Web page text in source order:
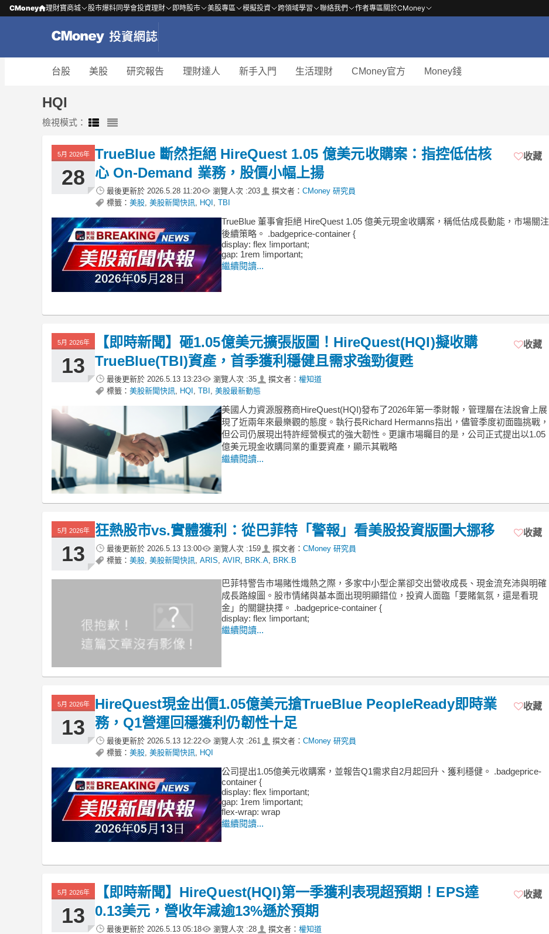
CMoney 理財寶商城 股市爆料同學會投資理財 即時股市 美股專區 模擬投資 跨領域學習 聯絡我們 作者專區關於CMoney
台股 美股 研究報告 理財達人 新手入門 生活理財 CMoney官方 Money錢
HQI
檢視模式：
5月 2026年
28
TrueBlue 斷然拒絕 HireQuest 1.05 億美元收購案：指控低估核
心 On‑Demand 業務，股價小幅上揚
最後更新於 2026.5.28 11:20 瀏覽人次 :203 撰文者： CMoney 研究員
標籤： 美股 美股新聞快訊 HQI TBI
收藏
TrueBlue 董事會拒絕 HireQuest 1.05 億美元現金收購案，稱低估成長動能，市場關注
後續策略。 .badgeprice-container {
display: flex !important;
gap: 1rem !important;
繼續閱讀...
5月 2026年
13
【即時新聞】砸1.05億美元擴張版圖！HireQuest(HQI)擬收購
TrueBlue(TBI)資產，首季獲利穩健且需求強勁復甦
最後更新於 2026.5.13 13:23 瀏覽人次 :35 撰文者： 權知道
標籤： 美股新聞快訊 HQI TBI 美股最新動態
收藏
美國人力資源服務商HireQuest(HQI)發布了2026年第一季財報，管理層在法說會上展
現了近兩年來最樂觀的態度。執行長Richard Hermanns指出，儘管季度初面臨挑戰，
但公司仍展現出特許經營模式的強大韌性。更讓市場矚目的是，公司正式提出以1.05
億美元現金收購同業的重要資產，顯示其戰略
繼續閱讀...
5月 2026年
13
狂熱股市vs.實體獲利：從巴菲特「警報」看美股投資版圖大挪移
最後更新於 2026.5.13 13:00 瀏覽人次 :159 撰文者： CMoney 研究員
標籤： 美股 美股新聞快訊 ARIS AVIR BRK.A BRK.B
收藏
巴菲特警告市場賭性熾熱之際，多家中小型企業卻交出營收成長、現金流充沛與明確
成長路線圖。股市情緒與基本面出現明顯錯位，投資人面臨「要賭氣氛，還是看現
金」的關鍵抉擇。 .badgeprice-container {
display: flex !important;
繼續閱讀...
5月 2026年
13
HireQuest現金出價1.05億美元搶TrueBlue PeopleReady即時業
務，Q1營運回穩獲利仍韌性十足
最後更新於 2026.5.13 12:22 瀏覽人次 :261 撰文者： CMoney 研究員
標籤： 美股 美股新聞快訊 HQI
收藏
公司提出1.05億美元收購案，並報告Q1需求自2月起回升、獲利穩健。 .badgeprice-
container {
display: flex !important;
gap: 1rem !important;
flex-wrap: wrap
繼續閱讀...
5月 2026年
13
【即時新聞】HireQuest(HQI)第一季獲利表現超預期！EPS達
0.13美元，營收年減逾13%遜於預期
最後更新於 2026.5.13 05:18 瀏覽人次 :28 撰文者： 權知道
收藏